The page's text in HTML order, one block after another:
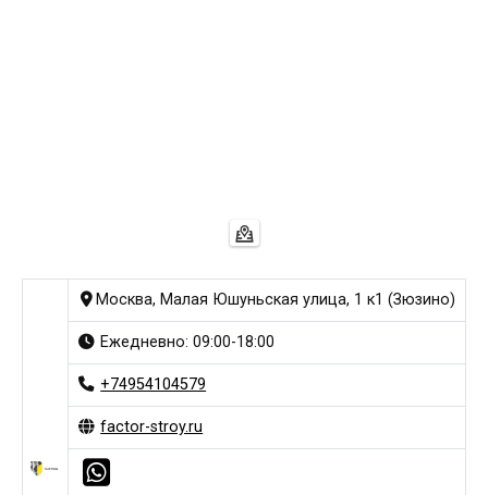
Москва, Малая Юшуньская улица, 1 к1 (Зюзино)
Ежедневно: 09:00-18:00
+74954104579
factor-stroy.ru